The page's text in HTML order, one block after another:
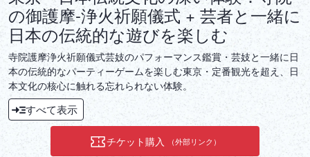
の御護摩-浄火祈願儀式 + 芸者と一緒に
日本の伝統的な遊びを楽しむ
寺院護摩浄火祈願儀式芸妓のパフォーマンス鑑賞・芸妓と一緒に日
本の伝統的なパーティーゲームを楽しむ東京・定番観光を超え、日
本文化の核心に触れる忘れられない体験。
すべて表示
チケット購入 （外部リンク）